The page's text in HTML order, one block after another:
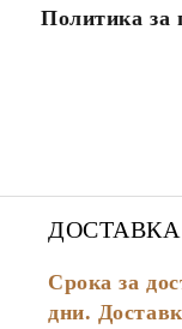
Политика за
ДОСТАВКА
Срока за
дни.